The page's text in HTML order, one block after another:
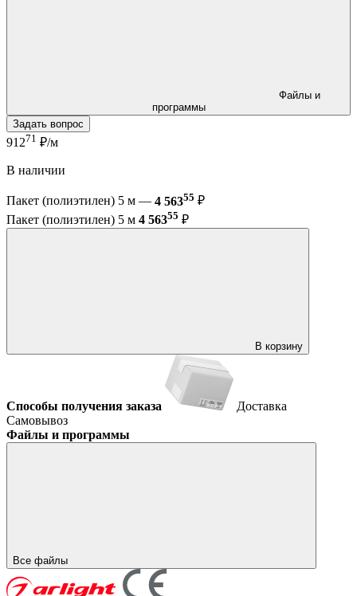
программы
Задать вопрос
91271 ₽/м
В наличии
Пакет (полиэтилен) 5 м — 4 56355 ₽
Пакет (полиэтилен) 5 м 4 56355 ₽
В корзину
Способы получения заказа
Доставка
Самовывоз
Файлы и программы
Все файлы